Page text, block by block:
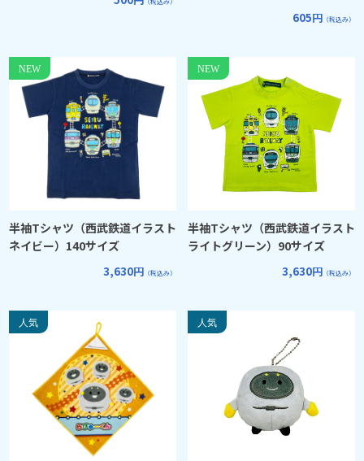
605円 （税込み）
半袖Tシャツ（西武鉄道イラスト
ネイビー）140サイズ
3,630円 （税込み）
半袖Tシャツ（西武鉄道イラスト
ライトグリーン）90サイズ
3,630円 （税込み）